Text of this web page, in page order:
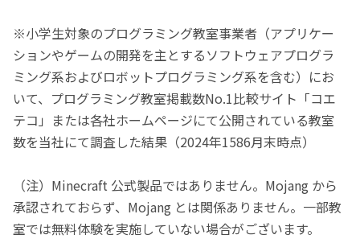
※小学生対象のプログラミング教室事業者（アプリケー
ションやゲームの開発を主とするソフトウェアプログラ
ミング系およびロボットプログラミング系を含む）にお
いて、プログラミング教室掲載数No.1比較サイト「コエ
テコ」または各社ホームページにて公開されている教室
数を当社にて調査した結果（2024年1586月末時点）
（注）Minecraft 公式製品ではありません。Mojang から
承認されておらず、Mojang とは関係ありません。一部教
室では無料体験を実施していない場合がございます。